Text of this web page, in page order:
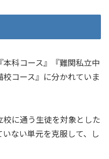
科コース』『難関私立中
コース』に分かれていま
校に通う生徒を対象とした
ない単元を克服して、し